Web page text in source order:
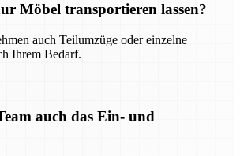
Möbel transportieren lassen?
auch Teilumzüge oder einzelne
Ihrem Bedarf.
auch das Ein- und